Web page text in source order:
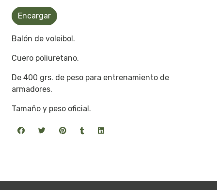
Encargar
Balón de voleibol.
Cuero poliuretano.
De 400 grs. de peso para entrenamiento de
armadores.
Tamaño y peso oficial.